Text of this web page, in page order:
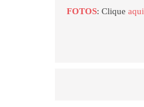
FOTOS: Cliqueaqui